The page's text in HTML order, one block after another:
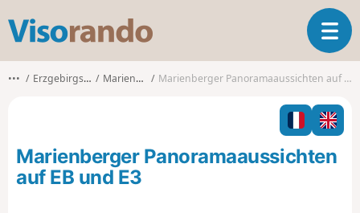
s
o
o
T
o
l
e
n
a
••• Erzgebirgskreis Marienberg Marienberger Panoramaaussichten auf EB und E3
Marienberger Panoramaaussichten
auf EB und E3